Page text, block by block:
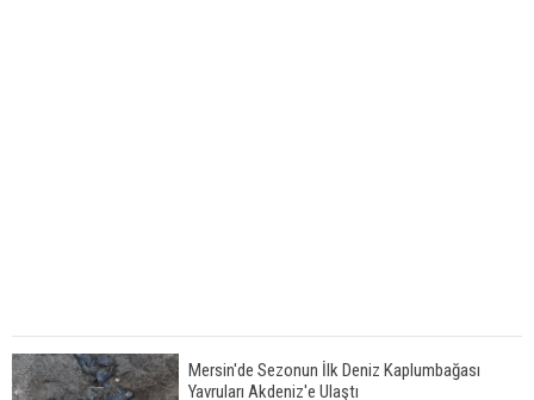
Mersin'de Sezonun İlk Deniz Kaplumbağası
Yavruları Akdeniz'e Ulaştı